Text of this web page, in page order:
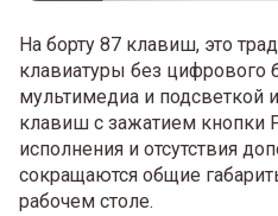
На борту 87 клавиш, это
клавиатуры без цифрового
мультимедиа и подсветкой
клавиш с зажатием кнопки
исполнения и отсутствия
сокращаются общие
рабочем столе.